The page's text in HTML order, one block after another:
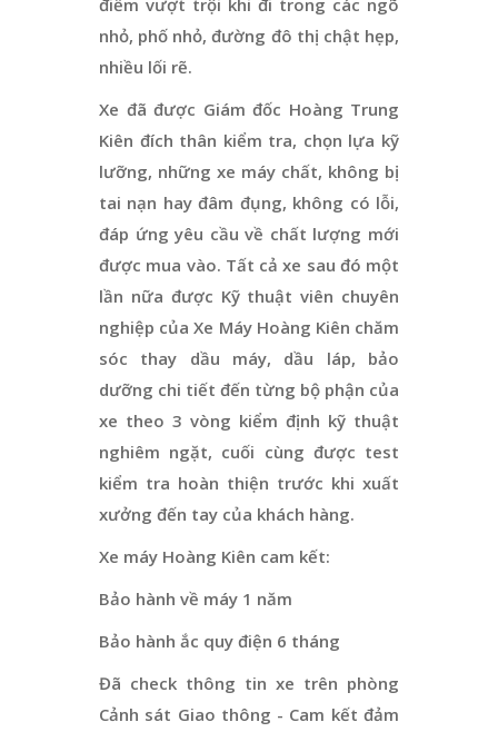
nhỏ, phố nhỏ, đường đô thị chật hẹp,
nhiều lối rẽ.
Xe đã được Giám đốc Hoàng Trung
Kiên đích thân kiểm tra, chọn lựa kỹ
lưỡng, những xe máy chất, không bị
tai nạn hay đâm đụng, không có lỗi,
đáp ứng yêu cầu về chất lượng mới
được mua vào. Tất cả xe sau đó một
lần nữa được Kỹ thuật viên chuyên
nghiệp của Xe Máy Hoàng Kiên chăm
sóc thay dầu máy, dầu láp, bảo
dưỡng chi tiết đến từng bộ phận của
xe theo 3 vòng kiểm định kỹ thuật
nghiêm ngặt, cuối cùng được test
kiểm tra hoàn thiện trước khi xuất
xưởng đến tay của khách hàng.
Xe máy Hoàng Kiên cam kết:
Bảo hành về máy 1 năm
Bảo hành ắc quy điện 6 tháng
Đã check thông tin xe trên phòng
Cảnh sát Giao thông - Cam kết đảm